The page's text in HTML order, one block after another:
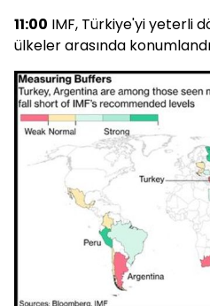
11:00 IMF, Türkiye'yi yeterli
ülkeler arasında